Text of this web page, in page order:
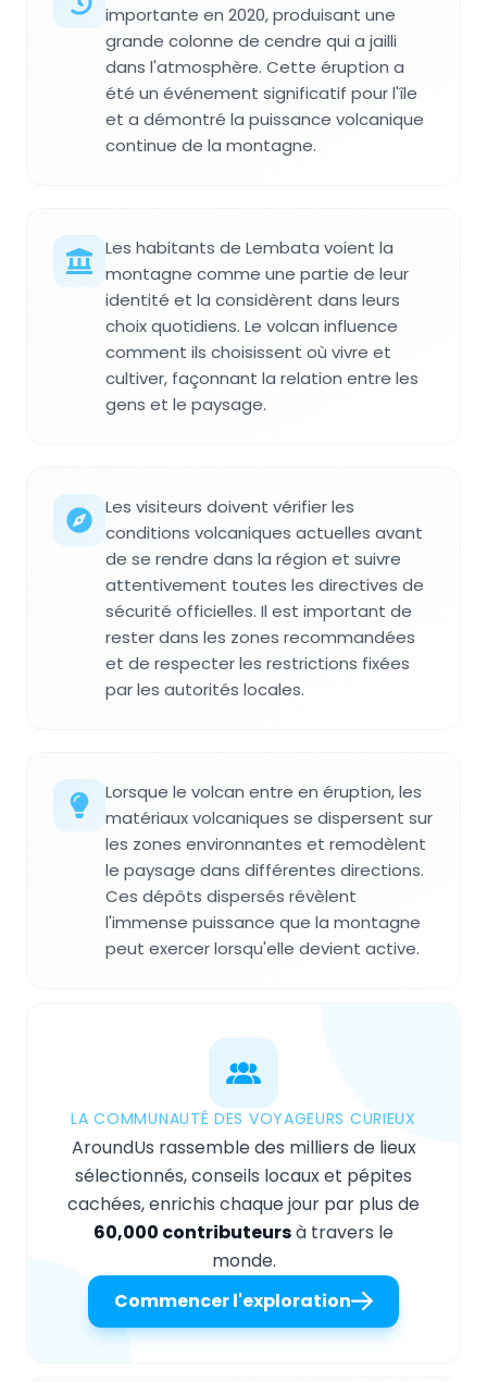
importante en 2020, produisant une
grande colonne de cendre qui a jailli
dans l'atmosphère. Cette éruption a
été un événement significatif pour l'île
et a démontré la puissance volcanique
continue de la montagne.
Les habitants de Lembata voient la
montagne comme une partie de leur
identité et la considèrent dans leurs
choix quotidiens. Le volcan influence
comment ils choisissent où vivre et
cultiver, façonnant la relation entre les
gens et le paysage.
Les visiteurs doivent vérifier les
conditions volcaniques actuelles avant
de se rendre dans la région et suivre
attentivement toutes les directives de
sécurité officielles. Il est important de
rester dans les zones recommandées
et de respecter les restrictions fixées
par les autorités locales.
Lorsque le volcan entre en éruption, les
matériaux volcaniques se dispersent sur
les zones environnantes et remodèlent
le paysage dans différentes directions.
Ces dépôts dispersés révèlent
l'immense puissance que la montagne
peut exercer lorsqu'elle devient active.
LA COMMUNAUTÉ DES VOYAGEURS CURIEUX
AroundUs rassemble des milliers de lieux
sélectionnés, conseils locaux et pépites
cachées, enrichis chaque jour par plus de
60,000 contributeursà travers le
monde.
Commencer l'exploration